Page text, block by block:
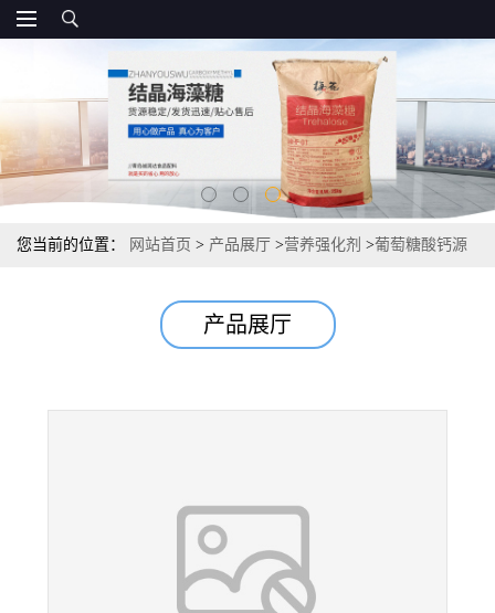
您当前的位置： 网站首页 > 产品展厅 >营养强化剂 >葡萄糖酸钙源
产品展厅